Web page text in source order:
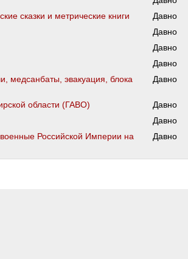
сказки и метрические книги Давно
Давно
Давно
Давно
медсанбаты, эвакуация, блока
Давно
области (ГАВО) Давно
Давно
Российской Империи на
Давно